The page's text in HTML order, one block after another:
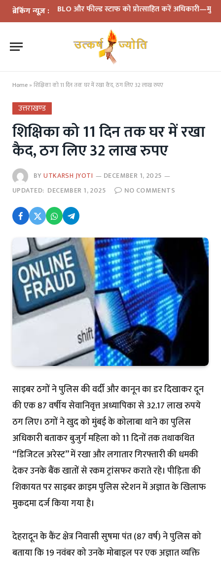
ब्रेकिंग न्यूज़ :
BLO और फील्ड स्टाफ को प्रोत्साहित करें अधिकारी—मुख्य निर्वाचन
Home » शिक्षिका को 11 दिन तक घर में रखा कैद, ठग लिए 32 लाख रुपए
उत्तराखण्ड
शिक्षिका को 11 दिन तक घर में रखा
कैद, ठग लिए 32 लाख रुपए
BYUTKARSH JYOTI
DECEMBER 1, 2025
UPDATED: DECEMBER 1, 2025 NO COMMENTS
साइबर ठगों ने पुलिस की वर्दी और कानून का डर दिखाकर दून
की एक 87 वर्षीय सेवानिवृत्त अध्यापिका से 32.17 लाख रुपये
ठग लिए। ठगों ने खुद को मुंबई के कोलाबा थाने का पुलिस
अधिकारी बताकर बुजुर्ग महिला को 11 दिनों तक तथाकथित
“डिजिटल अरेस्ट” में रखा और लगातार गिरफ्तारी की धमकी
देकर उनके बैंक खातों से रकम ट्रांसफर कराते रहे। पीड़िता की
शिकायत पर साइबर क्राइम पुलिस स्टेशन में अज्ञात के खिलाफ
मुकदमा दर्ज किया गया है।
देहरादून के कैंट क्षेत्र निवासी सुषमा पंत (87 वर्ष) ने पुलिस को
बताया कि 19 नवंबर को उनके मोबाइल पर एक अज्ञात व्यक्ति